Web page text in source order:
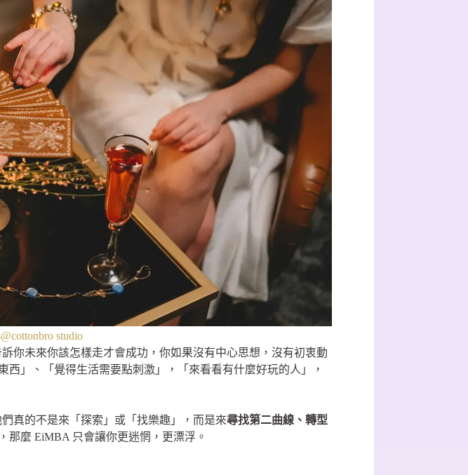
studio
你未來你該怎樣走才會成功，你如果沒有中心思想，沒有初衷動
」、「覺得生活需要點刺激」，「來看看有什麼好玩的人」，
真的不是來「探索」或「找樂趣」，而是來尋找第二曲線、轉型
那麼 EiMBA 只會讓你更迷惘，更漂浮。